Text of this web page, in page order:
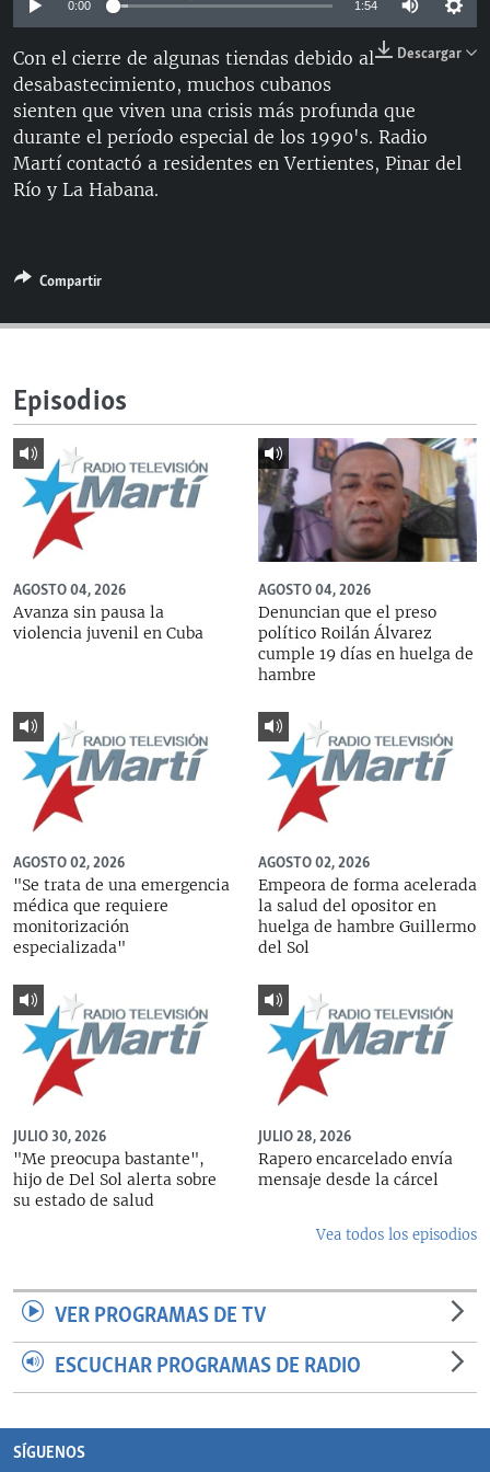
RADIO MARTÍ
ESPECIALES
LA REALIDAD DE LA VIVIENDA EN CUBA
DESINFORMACIÓN RUSA EN AMÉRICA LATINA
LA INVASIÓN DE RUSIA A UCRANIA
MULTIMEDIA
EDITORIALES
SÍGUENOS
0:00 1:54
Descargar
Con el cierre de algunas tiendas debido al
desabastecimiento, muchos cubanos
sienten que viven una crisis más profunda que
durante el período especial de los 1990's. Radio
Martí contactó a residentes en Vertientes, Pinar del
Río y La Habana.
Compartir
Episodios
AGOSTO 04, 2026
Avanza sin pausa la
violencia juvenil en Cuba
AGOSTO 04, 2026
Denuncian que el preso
político Roilán Álvarez
cumple 19 días en huelga de
hambre
AGOSTO 02, 2026
"Se trata de una emergencia
médica que requiere
monitorización
especializada"
AGOSTO 02, 2026
Empeora de forma acelerada
la salud del opositor en
huelga de hambre Guillermo
del Sol
JULIO 30, 2026
"Me preocupa bastante",
hijo de Del Sol alerta sobre
su estado de salud
JULIO 28, 2026
Rapero encarcelado envía
mensaje desde la cárcel
Vea todos los episodios
VER PROGRAMAS DE TV
ESCUCHAR PROGRAMAS DE RADIO
SÍGUENOS